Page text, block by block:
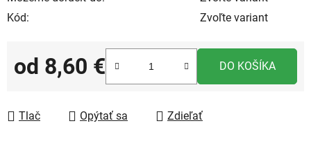
Kód:
Zvoľte variant
od 8,60 € DO KOŠÍKA
Tlač Opýtať sa Zdieľať